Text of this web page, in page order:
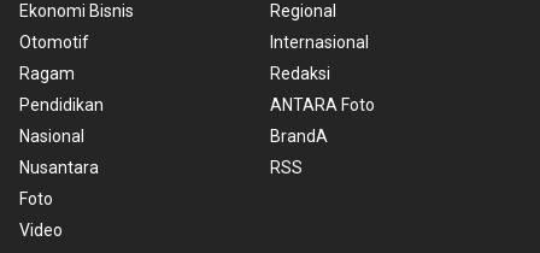
Ekonomi Bisnis
Otomotif
Ragam
Pendidikan
Nasional
Nusantara
Foto
Video
Regional
Internasional
Redaksi
ANTARA Foto
BrandA
RSS